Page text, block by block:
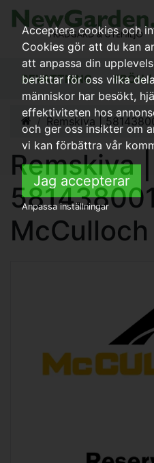
BEVATTNING FRÖN /
Remskiva |
Remskiva |
581438001
McCulloch
Acceptera cookies och
Cookies gör att du kan
att anpassa din
berättar för oss vilka
människor har besökt,
effektiviteten hos
och ger oss insikter om
vi kan förbättra vår
Jag accepterar
Anpassa inställningar